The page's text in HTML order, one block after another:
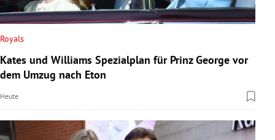
Royals
Kates und Williams Spezialplan für Prinz George vor
dem Umzug nach Eton
Heute